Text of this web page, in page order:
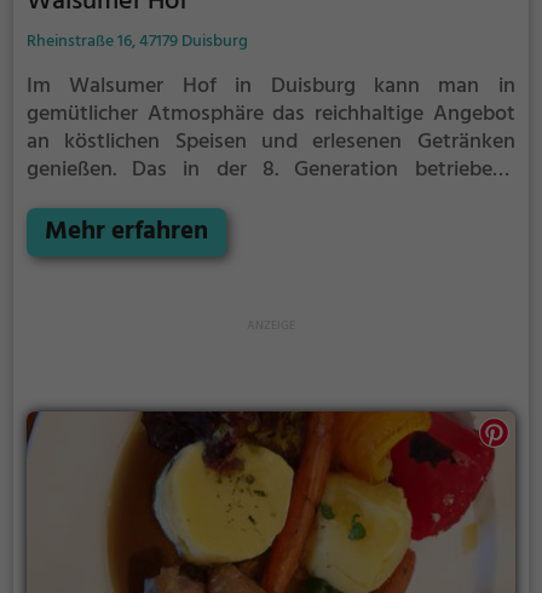
Rheinstraße 16, 47179 Duisburg
Im Walsumer Hof in Duisburg kann man in
gemütlicher Atmosphäre das reichhaltige Angebot
an köstlichen Speisen und erlesenen Getränken
genießen. Das in der 8. Generation betriebene
Meeresfrüchten, darunter das berühmte
niederrheinische Zuchtkarpfenfilet und Flussaal. Das
um regionale Küche in traditionellem Ambiente zu
erleben.
Mehr erfahren